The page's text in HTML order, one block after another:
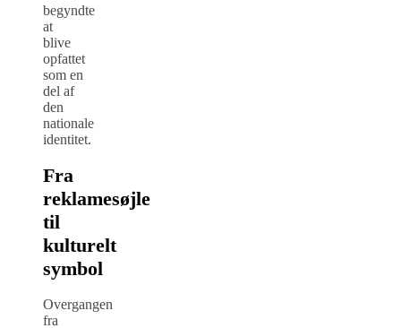
begyndte
at
blive
opfattet
som en
del af
den
nationale
identitet.
Fra
reklamesøjle
til
kulturelt
symbol
Overgangen
fra